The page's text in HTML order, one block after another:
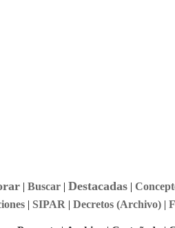
| Buscar| Destacadas|
| SIPAR | Decretos (Archivo)|